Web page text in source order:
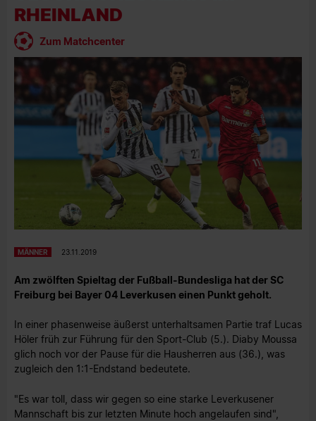
RHEINLAND
Zum Matchcenter
MÄNNER 23.11.2019
Am zwölften Spieltag der Fußball-Bundesliga hat der SC
Freiburg bei Bayer 04 Leverkusen einen Punkt geholt.
In einer phasenweise äußerst unterhaltsamen Partie traf Lucas
Höler früh zur Führung für den Sport-Club (5.). Diaby Moussa
glich noch vor der Pause für die Hausherren aus (36.), was
zugleich den 1:1-Endstand bedeutete.
"Es war toll, dass wir gegen so eine starke Leverkusener
Mannschaft bis zur letzten Minute hoch angelaufen sind",